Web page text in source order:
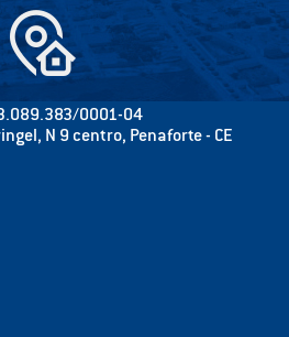
0001-04
N 9 centro, Penaforte - CE